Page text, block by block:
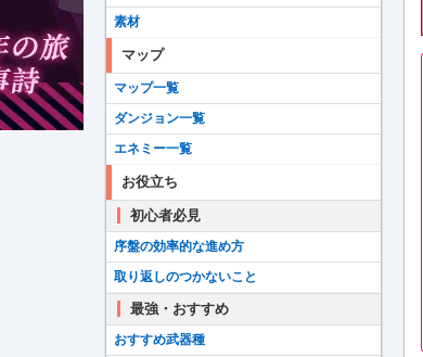
素材
マップ
マップ一覧
ダンジョン一覧
エネミー一覧
お役立ち
初心者必見
序盤の効率的な進め方
取り返しのつかないこと
最強・おすすめ
おすすめ武器種